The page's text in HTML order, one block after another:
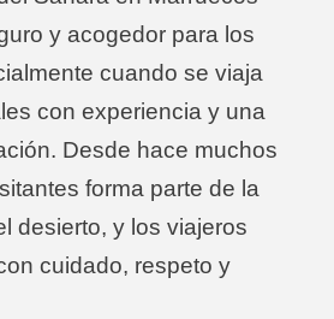
y acogedor para los
cuando se viaja
con experiencia y una
Desde hace muchos
forma parte de la
desierto, y los viajeros
cuidado, respeto y